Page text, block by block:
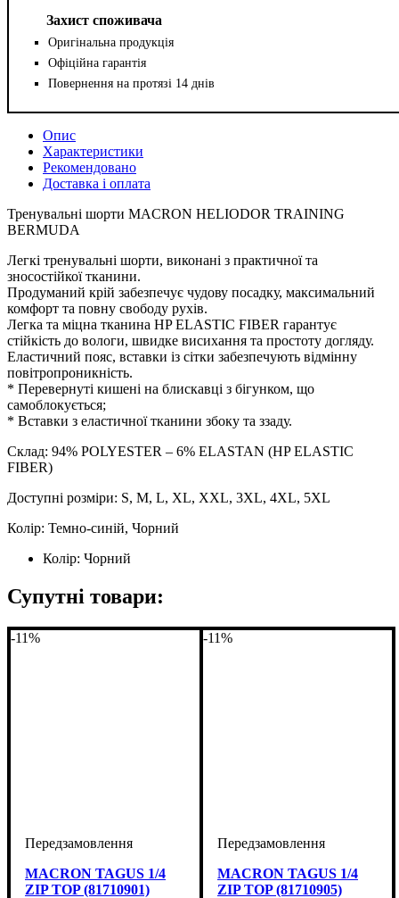
Захист споживача
Оригінальна продукція
Офіційна гарантія
Повернення на протязі 14 днів
Опис
Характеристики
Рекомендовано
Доставка і оплата
Тренувальні шорти MACRON HELIODOR TRAINING
BERMUDA
Легкі тренувальні шорти, виконані з практичної та
зносостійкої тканини.
Продуманий крій забезпечує чудову посадку, максимальний
комфорт та повну свободу рухів.
Легка та міцна тканина HP ELASTIC FIBER гарантує
стійкість до вологи, швидке висихання та простоту догляду.
Еластичний пояс, вставки із сітки забезпечують відмінну
повітропроникність.
* Перевернуті кишені на блискавці з бігунком, що
самоблокується;
* Вставки з еластичної тканини збоку та ззаду.
Склад: 94% POLYESTER – 6% ELASTAN (HP ELASTIC
FIBER)
Доступні розміри: S, M, L, XL, XXL, 3XL, 4XL, 5XL
Колір: Темно-синій, Чорний
Колір: Чорний
Супутні товари:
-11%
MACRON TAGUS 1/4
ZIP TOP (81710901)
-11%
MACRON TAGUS 1/4
ZIP TOP (81710905)